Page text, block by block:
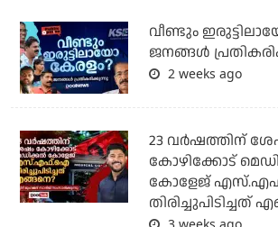
വീണ്ടും
ജനങ്ങൾ
2 weeks ago
23 വർഷത്തിന്
കോഴിക്കോട്
കോളേജ്
തിരിച്ചുപിടിച്ചത്